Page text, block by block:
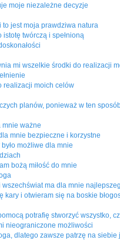
moje niezależne decyzje
to jest moja prawdziwa natura
twórczą i spełnioną
mi wszelkie środki do realizacji
realizacji moich celów
planów, ponieważ w ten
mnie ważne
mnie bezpieczne i korzystne
możliwe dla mnie
bożą miłość do mnie
wszechświat ma dla mnie
i otwieram się na boskie
potrafię stworzyć wszystko,
nieograniczone możliwości
dlatego zawsze patrzę na